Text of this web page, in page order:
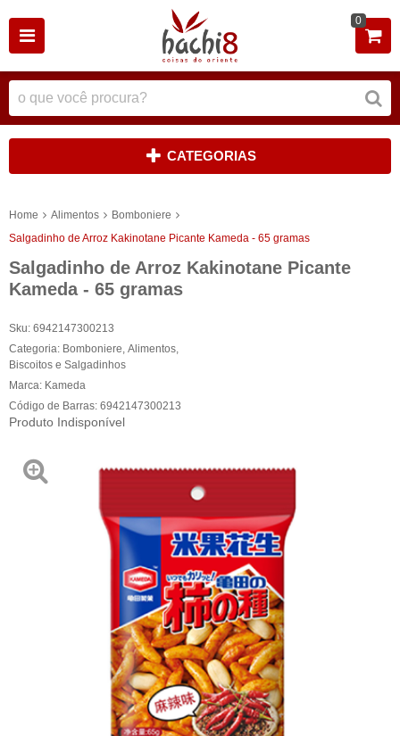
0
CATEGORIAS
Home Alimentos
Bomboniere
Salgadinho de Arroz Kakinotane Picante Kameda - 65 gramas
Salgadinho de Arroz Kakinotane Picante
Kameda - 65 gramas
Sku: 6942147300213
Categoria: Bomboniere Alimentos
Biscoitos e Salgadinhos
Marca: Kameda
Código de Barras: 6942147300213
Produto Indisponível